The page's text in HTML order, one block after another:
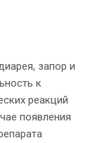
запор и
к
реакций
появления